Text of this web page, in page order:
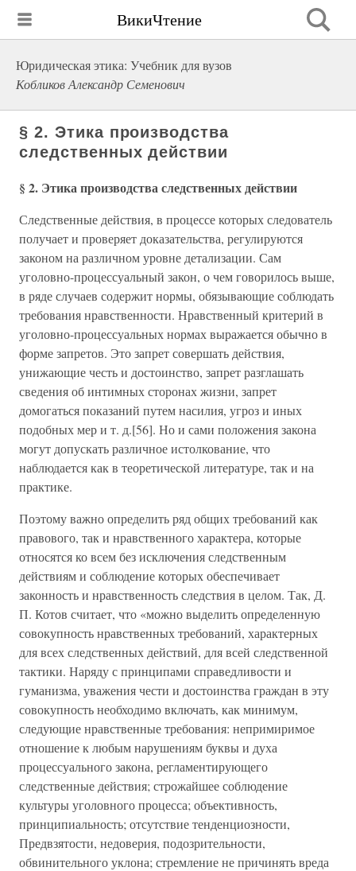
ВикиЧтение
Юридическая этика: Учебник для вузов
Кобликов Александр Семенович
§ 2. Этика производства
следственных действии
§ 2. Этика производства следственных действии
Следственные действия, в процессе которых следователь
получает и проверяет доказательства, регулируются
законом на различном уровне детализации. Сам
уголовно-процессуальный закон, о чем говорилось выше,
в ряде случаев содержит нормы, обязывающие соблюдать
требования нравственности. Нравственный критерий в
уголовно-процессуальных нормах выражается обычно в
форме запретов. Это запрет совершать действия,
унижающие честь и достоинство, запрет разглашать
сведения об интимных сторонах жизни, запрет
домогаться показаний путем насилия, угроз и иных
подобных мер и т. д.[56]. Но и сами положения закона
могут допускать различное истолкование, что
наблюдается как в теоретической литературе, так и на
практике.
Поэтому важно определить ряд общих требований как
правового, так и нравственного характера, которые
относятся ко всем без исключения следственным
действиям и соблюдение которых обеспечивает
законность и нравственность следствия в целом. Так, Д.
П. Котов считает, что «можно выделить определенную
совокупность нравственных требований, характерных
для всех следственных действий, для всей следственной
тактики. Наряду с принципами справедливости и
гуманизма, уважения чести и достоинства граждан в эту
совокупность необходимо включать, как минимум,
следующие нравственные требования: непримиримое
отношение к любым нарушениям буквы и духа
процессуального закона, регламентирующего
следственные действия; строжайшее соблюдение
культуры уголовного процесса; объективность,
принципиальность; отсутствие тенденциозности,
Предвзятости, недоверия, подозрительности,
обвинительного уклона; стремление не причинять вреда